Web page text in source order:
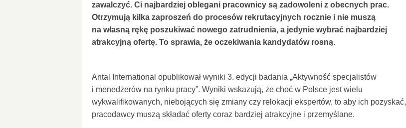
zawalczyć. Ci najbardziej oblegani pracownicy są zadowoleni z obecnych prac.
Otrzymują kilka zaproszeń do procesów rekrutacyjnych rocznie i nie muszą
na własną rękę poszukiwać nowego zatrudnienia, a jedynie wybrać najbardziej
atrakcyjną ofertę. To sprawia, że oczekiwania kandydatów rosną.
Antal International opublikował wyniki 3. edycji badania „Aktywność specjalistów
i menedżerów na rynku pracy”. Wyniki wskazują, że choć w Polsce jest wielu
wykwalifikowanych, niebojących się zmiany czy relokacji ekspertów, to aby ich pozyskać,
pracodawcy muszą składać oferty coraz bardziej atrakcyjne i przemyślane.